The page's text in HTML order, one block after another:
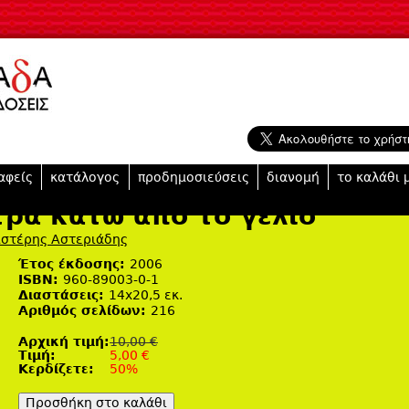
κάτω από το γέλιο
Αστεριάδης
Έτος έκδοσης: 2006
ISBN: 960-89003-0-1
Διαστάσεις: 14x20,5 εκ.
Αριθμός σελίδων: 216
Αρχική τιμή:10,00 €
Tιμή:
5,00 €
Κερδίζετε:
50%
κατάλογος προδημοσιεύσεις διανομή
το καλάθι